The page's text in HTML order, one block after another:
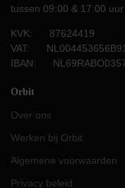
tussen 09:00 & 17:00 uur
KVK: 87624419
VAT: NL004453656B91
IBAN:
Orbit
Over ons
Werken bij Orbit
Algemene voorwaarden
Privacy beleid